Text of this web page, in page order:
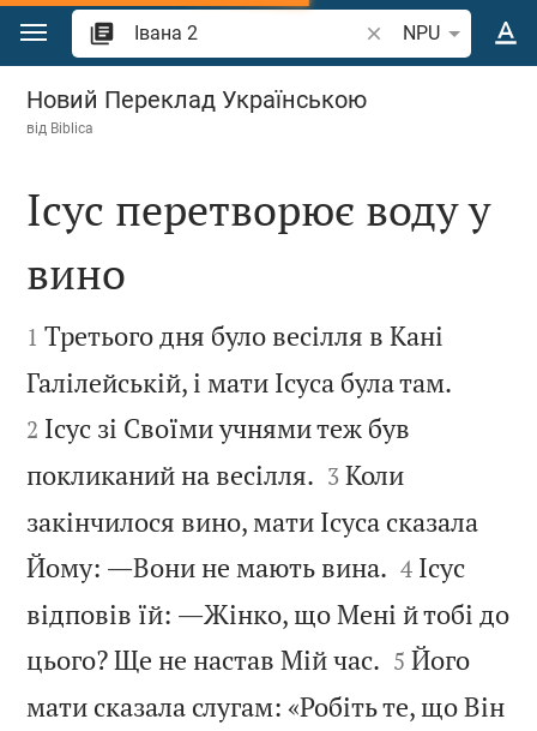
Перейти до вмісту
Шукати біблійний
NPU
Івана 2
Новий Переклад Українською
від Biblica

Ісус перетворює воду у
вино

1 Третього дня було весілля в Кані
Галілейській, і мати Ісуса була там.
2 Ісус зі Своїми учнями теж був
покликаний на весілля. 

3 Коли
закінчилося вино, мати Ісуса сказала
Йому: ―Вони не мають вина. 

4 Ісус
відповів їй: ―Жінко, що Мені й тобі до
цього? Ще не настав Мій час. 

5 Його
мати сказала слугам: «Робіть те, що Він